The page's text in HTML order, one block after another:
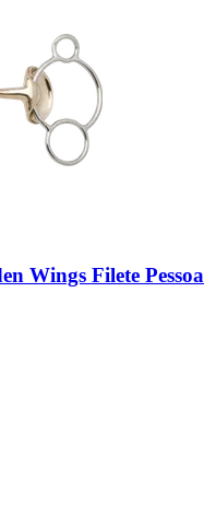
Wings Filete Pessoa